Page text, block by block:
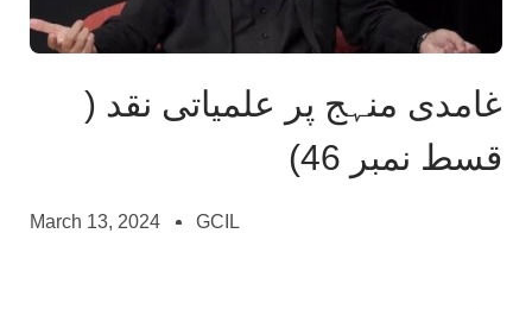
غامدی منہج پر علمیاتی نقد (
قسط نمبر 46)
March 13, 2024 GCIL